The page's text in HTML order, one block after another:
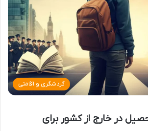
گردشگری و اقامتی
در خارج از کشور برای